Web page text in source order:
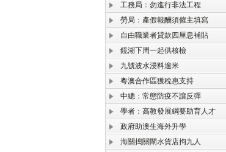
工務局：勿進行非法工程
勞局：產假報酬須僱主填寫
自由職業者貸款四厘息補貼
鏡湖下周一起供核檢
九號波水浸料逾米
粵澳合作區獲稅惠支持
中總：常態防疫不讓反彈
學者：高教發展綱要助育人才
政府助澳生海外升學
海關搗關閘水貨店拘九人